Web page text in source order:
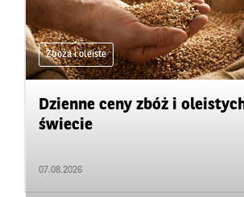
Zboża i oleiste
Dzienne ceny zbóż i
świecie
07.08.2026